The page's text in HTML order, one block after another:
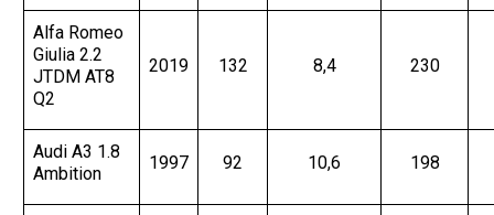
Alfa Romeo
Giulia 2.2
JTDM AT8
Q2
2019 132 8,4 230
Audi A3 1.8
Ambition
1997 92 10,6 198